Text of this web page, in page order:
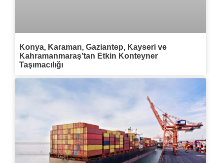
Konya, Karaman, Gaziantep, Kayseri ve
Kahramanmaraş’tan Etkin Konteyner
Taşımacılığı